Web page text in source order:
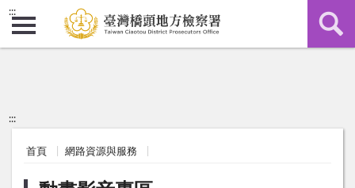
:::
:::
首頁 網路資源與服務